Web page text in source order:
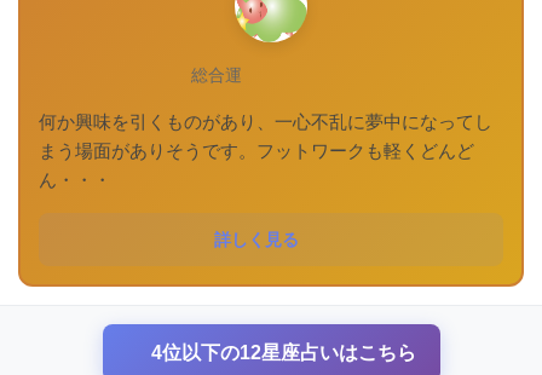
総合運
何か興味を引くものがあり、一心不乱に夢中になってし
まう場面がありそうです。フットワークも軽くどんど
ん・・・
詳しく見る
4位以下の12星座占いはこちら